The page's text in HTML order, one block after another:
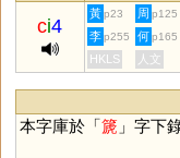
ci4
黃 p23 周 p125
李 p255 何 p165
HKLS 人文
本字庫於「篪 」字下